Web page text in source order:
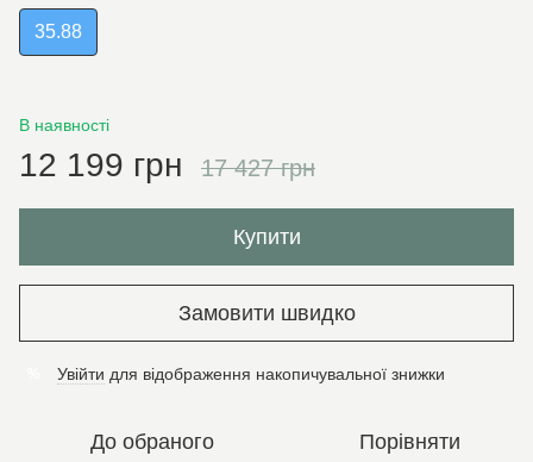
35.88
В наявності
12 199 грн 17 427 грн
Купити
Замовити швидко
Увійти для відображення накопичувальної знижки
До обраного Порівняти